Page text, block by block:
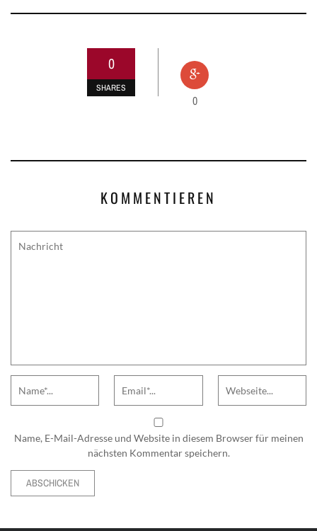
0
SHARES
0
KOMMENTIEREN
Name, E-Mail-Adresse und Website in diesem Browser für meinen
nächsten Kommentar speichern.